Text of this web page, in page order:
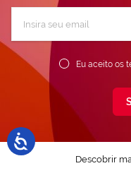
Newsletter:
Eu aceito os
Descobrir